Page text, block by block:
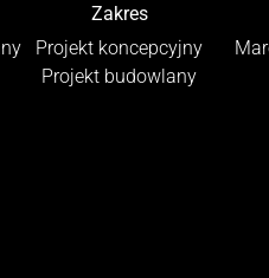
Zakres
Projekt koncepcyjny
Projekt budowlany